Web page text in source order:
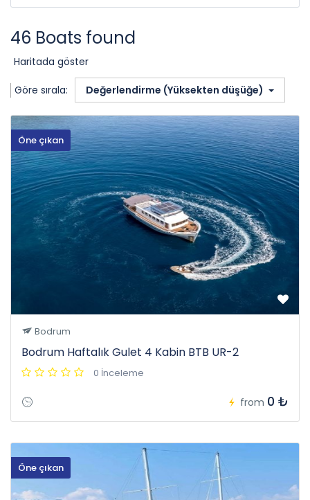
46 Boats found
Haritada göster
Göre sırala: Değerlendirme (Yüksekten düşüğe)
Öne çıkan
Bodrum
Bodrum Haftalık Gulet 4 Kabin BTB UR-2
0 İnceleme
from 0 ₺
Öne çıkan